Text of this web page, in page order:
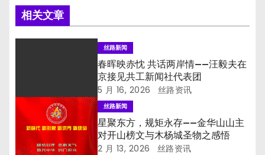
相关文章
丝路新闻
春晖映赤忱 共话两岸情——汪毅夫在
京接见共工新闻社代表团
5 月 16, 2026 丝路资讯
丝路新闻
星聚东方，规矩永存——金华山山主
对开山榜文与木杨城圣物之感悟
2 月 13, 2026 丝路资讯